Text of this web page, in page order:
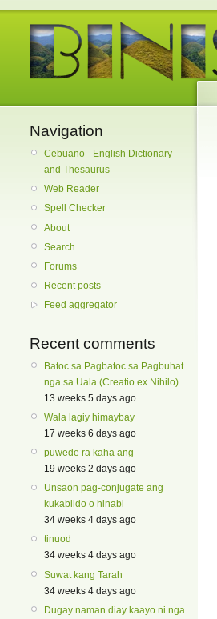
Navigation
Cebuano - English Dictionary
and Thesaurus
Web Reader
Spell Checker
About
Search
Forums
Recent posts
Feed aggregator
Recent comments
Batoc sa Pagbatoc sa Pagbuhat
nga sa Uala (Creatio ex Nihilo)
13 weeks 5 days ago
Wala lagiy himaybay
17 weeks 6 days ago
puwede ra kaha ang
19 weeks 2 days ago
Unsaon pag-conjugate ang
kukabildo o hinabi
34 weeks 4 days ago
tinuod
34 weeks 4 days ago
Suwat kang Tarah
34 weeks 4 days ago
Dugay naman diay kaayo ni nga